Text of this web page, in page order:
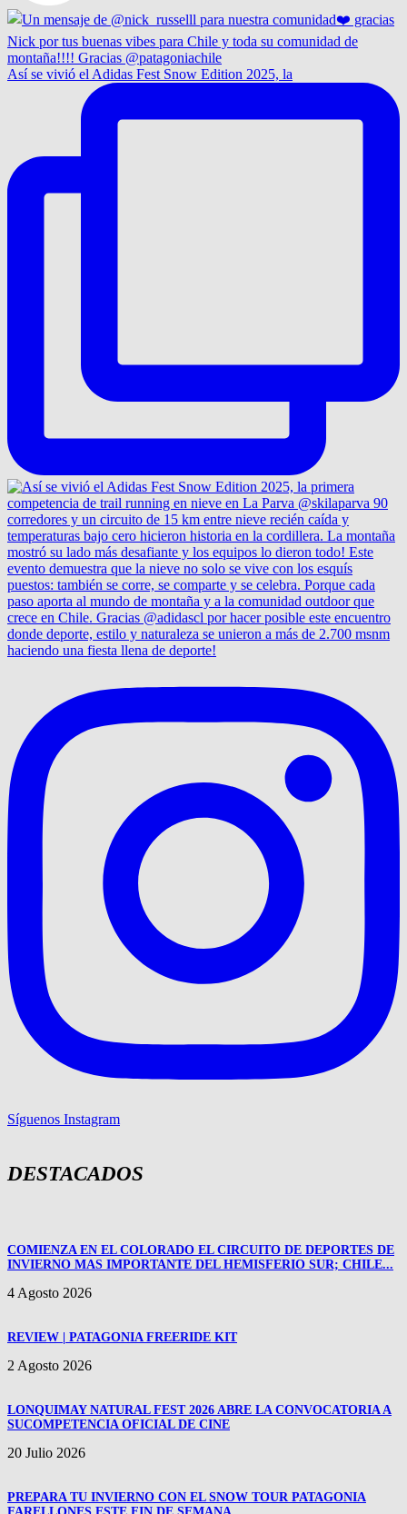
Así se vivió el Adidas Fest Snow Edition 2025, la
Síguenos Instagram
DESTACADOS
COMIENZA EN EL COLORADO EL CIRCUITO DE DEPORTES DE
INVIERNO MAS IMPORTANTE DEL HEMISFERIO SUR; CHILE...
4 Agosto 2026
REVIEW | PATAGONIA FREERIDE KIT
2 Agosto 2026
LONQUIMAY NATURAL FEST 2026 ABRE LA CONVOCATORIA A
SUCOMPETENCIA OFICIAL DE CINE
20 Julio 2026
PREPARA TU INVIERNO CON EL SNOW TOUR PATAGONIA